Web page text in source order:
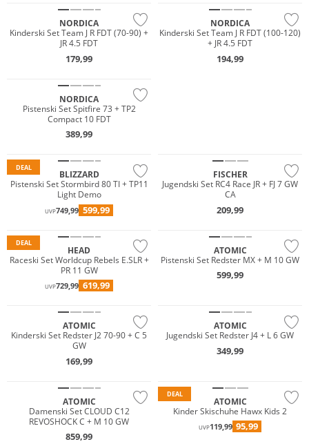
NORDICA
Kinderski Set Team J R FDT (70-90) +
JR 4.5 FDT
179,99
NORDICA
Kinderski Set Team J R FDT (100-120)
+ JR 4.5 FDT
194,99
NORDICA
Pistenski Set Spitfire 73 + TP2
Compact 10 FDT
389,99
DEAL
BLIZZARD
Pistenski Set Stormbird 80 TI + TP11
Light Demo
UVP749,99 599,99
FISCHER
Jugendski Set RC4 Race JR + FJ 7 GW
CA
209,99
DEAL
HEAD
Raceski Set Worldcup Rebels E.SLR +
PR 11 GW
UVP729,99 619,99
ATOMIC
Pistenski Set Redster MX + M 10 GW
599,99
ATOMIC
Kinderski Set Redster J2 70-90 + C 5
GW
169,99
ATOMIC
Jugendski Set Redster J4 + L 6 GW
349,99
ATOMIC
Damenski Set CLOUD C12
REVOSHOCK C + M 10 GW
859,99
DEAL
ATOMIC
Kinder Skischuhe Hawx Kids 2
UVP119,99 95,99